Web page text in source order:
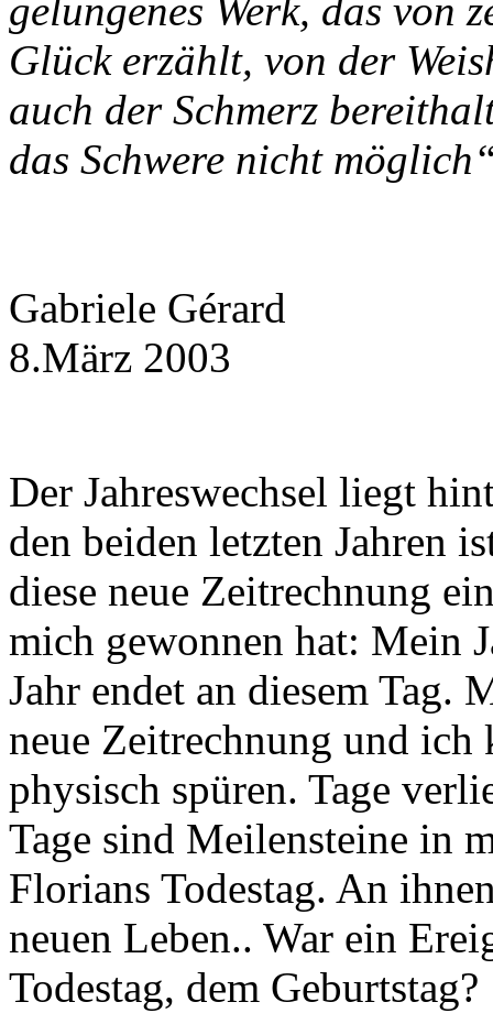
gelungenes Werk, das von
Glück erzählt, von der
auch der Schmerz
das Schwere nicht
Gabriele Gérard
8.März 2003
Der Jahreswechsel liegt
den beiden letzten Jahren
diese neue Zeitrechnung
mich gewonnen hat: Mein
Jahr endet an diesem Tag.
neue Zeitrechnung und ich
physisch spüren. Tage
Tage sind Meilensteine in
Florians Todestag. An
neuen Leben.. War ein
Todestag, dem Geburtstag?